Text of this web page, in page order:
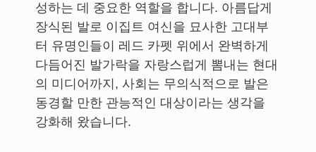
성하는 데 중요한 역할을 합니다. 아름답게
장식된 발로 이집트 여신을 묘사한 고대부
터 유명인들이 레드 카펫 위에서 완벽하게
다듬어진 발가락을 자랑스럽게 뽐내는 현대
의 미디어까지, 사회는 무의식적으로 발은
동경할 만한 관능적인 대상이라는 생각을
강화해 왔습니다.